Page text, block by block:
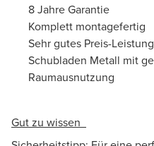
8 Jahre Garantie
Komplett montagefertig
Sehr gutes Preis-
Schubladen Metall mit
Raumausnutzung
Gut zu wissen